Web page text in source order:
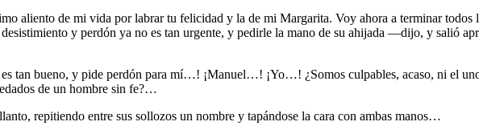
aliento de mi vida por labrar tu felicidad y la de mi Margarita. Voy ahora a terminar todos
y perdón ya no es tan urgente, y pedirle la mano de su ahijada —dijo, y salió
tan bueno, y pide perdón para mí…! ¡Manuel…! ¡Yo…! ¿Somos culpables, acaso, ni el
de un hombre sin fe?…
repitiendo entre sus sollozos un nombre y tapándose la cara con ambas manos…